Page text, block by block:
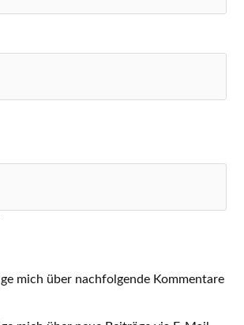
mich über nachfolgende Kommentare